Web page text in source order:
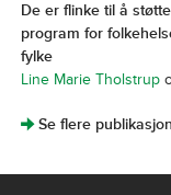
De er flinke til å
program for
fylke
Line Marie Tholstrup
]Se flere